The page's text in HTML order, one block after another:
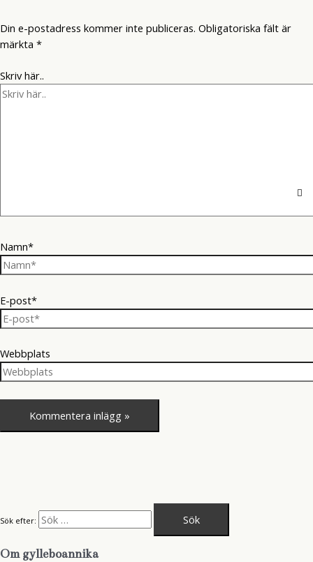
Din e-postadress kommer inte publiceras. Obligatoriska fält är
märkta *
Skriv här..
Namn*
E-post*
Webbplats
Sök efter:
Om gylleboannika